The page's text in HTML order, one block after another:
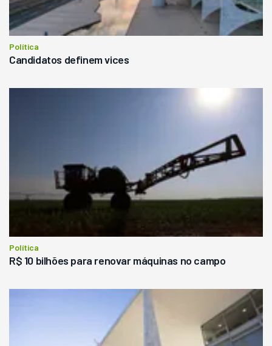
Política
Candidatos definem vices
Política
R$ 10 bilhões para renovar máquinas no campo